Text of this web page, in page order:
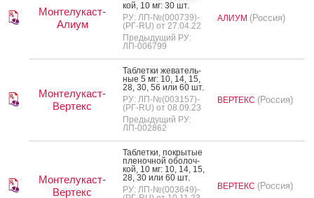
Монтелукаст-
Алиум
кой, 10 мг: 30 шт.
РУ: ЛП-№(000739)-
(РГ-RU) от 27.04.22
Предыдущий РУ:
ЛП-006799
АЛИУМ (Россия)
Монтелукаст-
Вертекс
Таб­летки же­ватель­
ные 5 мг: 10, 14, 15,
28, 30, 56 или 60 шт.
РУ: ЛП-№(003157)-
(РГ-RU) от 08.09.23
Предыдущий РУ:
ЛП-002862
ВЕРТЕКС (Россия)
Монтелукаст-
Вертекс
Таб­летки, пок­ры­тые
пле­ноч­ной обо­лоч­
кой, 10 мг: 10, 14, 15,
28, 30 или 60 шт.
РУ: ЛП-№(003649)-
ВЕРТЕКС (Россия)